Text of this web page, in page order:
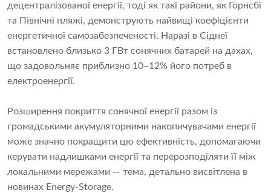
децентралізованої енергії, тоді як такі райони, як Горнсбі
та Північні пляжі, демонструють найвищі коефіцієнти
енергетичної самозабезпеченості. Наразі в Сіднеї
встановлено близько 3 ГВт сонячних батарей на дахах,
що задовольняє приблизно 10–12% його потреб в
електроенергії.
Розширення покриття сонячної енергії разом із
громадськими акумуляторними накопичувачами енергії
може значно покращити цю ефективність, допомагаючи
керувати надлишками енергії та перерозподіляти її між
локальними мережами — тема, детально висвітлена в
новинах Energy-Storage.